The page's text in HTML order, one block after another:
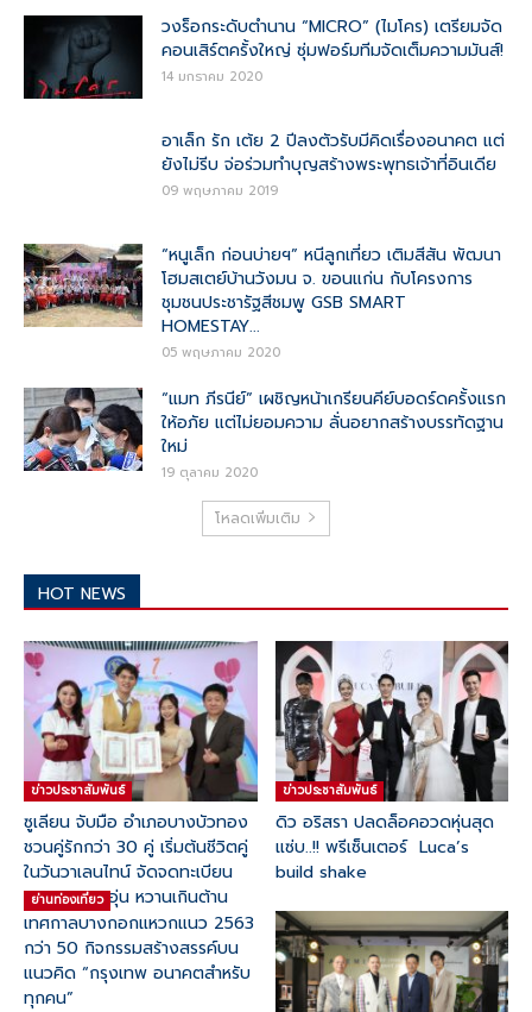
วงร็อกระดับตำนาน “MICRO” (ไมโคร) เตรียมจัด
คอนเสิร์ตครั้งใหญ่ ซุ่มฟอร์มทีมจัดเต็มความมันส์!
14 มกราคม 2020
อาเล็ก รัก เต้ย 2 ปีลงตัวรับมีคิดเรื่องอนาคต แต่
ยังไม่รีบ จ่อร่วมทำบุญสร้างพระพุทธเจ้าที่อินเดีย
09 พฤษภาคม 2019
“หนูเล็ก ก่อนบ่ายฯ” หนีลูกเที่ยว เติมสีสัน พัฒนา
โฮมสเตย์บ้านวังมน จ. ขอนแก่น กับโครงการ
ชุมชนประชารัฐสีชมพู GSB SMART
HOMESTAY...
05 พฤษภาคม 2020
“แมท ภีรนีย์” เผชิญหน้าเกรียนคีย์บอดร์ดครั้งแรก
ให้อภัย แต่ไม่ยอมความ ลั่นอยากสร้างบรรทัดฐาน
ใหม่
19 ตุลาคม 2020
โหลดเพิ่มเติม
HOT NEWS
ข่าวประชาสัมพันธ์
ซูเลียน จับมือ อำเภอบางบัวทอง
ชวนคู่รักกว่า 30 คู่ เริ่มต้นชีวิตคู่
ในวันวาเลนไทน์ จัดจดทะเบียน
สมรสสุดอบอุ่น หวานเกินต้าน
ข่าวประชาสัมพันธ์
ดิว อริสรา ปลดล็อคอวดหุ่นสุด
แซ่บ..!! พรีเซ็นเตอร์ Luca’s
build shake
ย่านท่องเที่ยว
เทศกาลบางกอกแหวกแนว 2563
กว่า 50 กิจกรรมสร้างสรรค์บน
แนวคิด “กรุงเทพ อนาคตสำหรับ
ทุกคน”